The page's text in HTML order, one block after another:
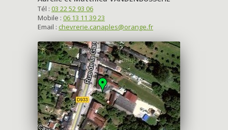
Tél : 03 22 52 93 06
Mobile : 06 13 11 39 23
Email : chevrerie.canaples@orange.fr